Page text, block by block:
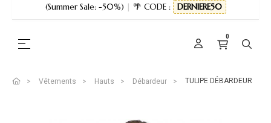
(Summer Sale: -50%) | 🌴 CODE : DERNIERE50
Basculer la navigation
☰
0
Vêtements Hauts Débardeur TULIPE DÉBARDEUR